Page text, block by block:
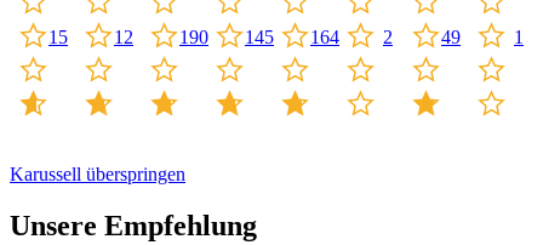
15 12 190 145 164 2 49 1
Karussell überspringen
Unsere Empfehlung